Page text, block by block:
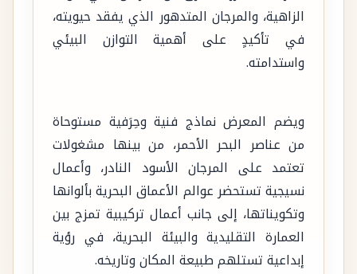
الزاهية، والمرجان المتدهور الذي يفقد حيويته،
في تأكيدٍ على أهمية التوازن البيئي
واستدامته.
ويضم المعرض نماذج فنية وحِرَفية مستوحاة
من عناصر البحر الأحمر، من بينها مشغولات
تعتمد على المرجان الأسود النادر، وأعمال
نسيجية تستحضر عوالم الأعماق البحرية بألوانها
وتكويناتها، إلى جانب أعمال تركيبية تمزج بين
العمارة التقليدية والبيئة البحرية، في رؤية
إبداعية تستلهم طبيعة المكان وتاريخه.